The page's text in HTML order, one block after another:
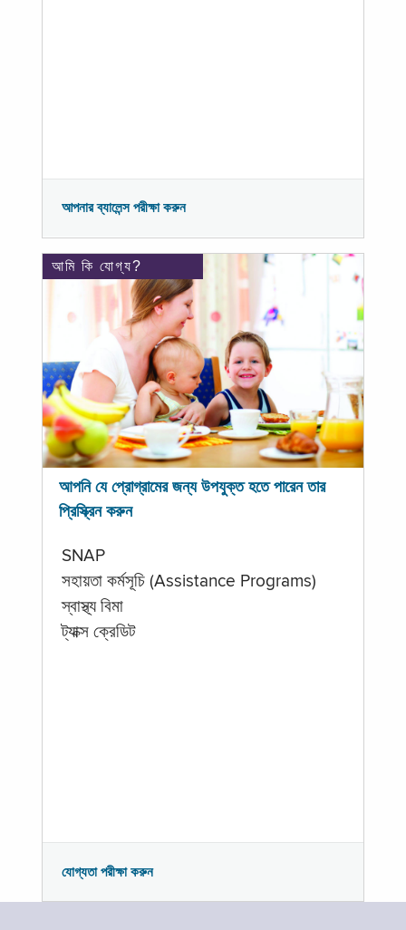
আপনার ব্যালেন্স পরীক্ষা করুন
আমি কি যোগ্য?
আপনি যে প্রোগ্রামের জন্য উপযুক্ত হতে পারেন তার
প্রিস্ক্রিন করুন
SNAP
সহায়তা কর্মসূচি (Assistance Programs)
স্বাস্থ্য বিমা
ট্যাক্স ক্রেডিট
যোগ্যতা পরীক্ষা করুন